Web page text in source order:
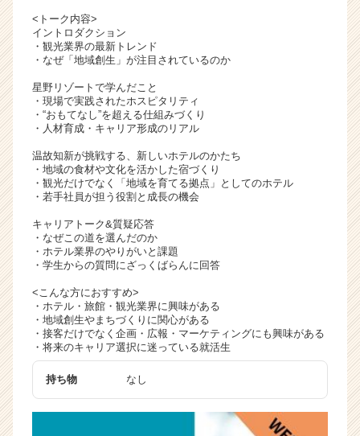
<トーク内容>
イントロダクション
・観光業界の最新トレンド
・なぜ「地域創生」が注目されているのか
星野リゾートで学んだこと
・現場で実践されたホスピタリティ
・“おもてなし”を超える仕組みづくり
・人材育成・キャリア形成のリアル
温故知新が挑戦する、新しいホテルのかたち
・地域の食材や文化を活かした宿づくり
・観光だけでなく「地域を育てる拠点」としてのホテル
・若手社員が担う役割と成長の機会
キャリアトーク&質疑応答
・なぜこの道を選んだのか
・ホテル業界のやりがいと課題
・学生からの質問にざっくばらんに回答
<こんな方におすすめ>
・ホテル・旅館・観光業界に興味がある
・地域創生やまちづくりに関心がある
・接客だけでなく企画・広報・マーケティングにも興味がある
・将来のキャリア選択に迷っている就活生
持ち物 なし